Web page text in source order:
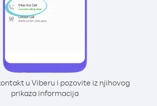
u Viberu i pozovite iz njihovog
prikaza informacija